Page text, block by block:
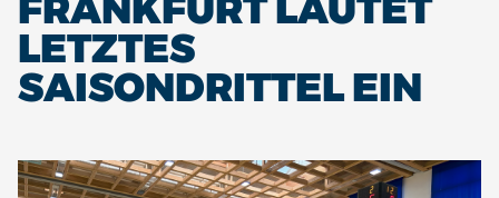
LETZTES
SAISONDRITTEL EIN